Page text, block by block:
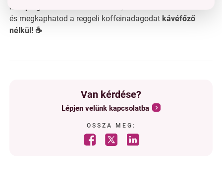
kempingezésre
és megkaphatod a reggeli koffeinadagodat kávéfőző
nélkül! ☕
Van kérdése?
Lépjen velünk kapcsolatba
OSSZA MEG: